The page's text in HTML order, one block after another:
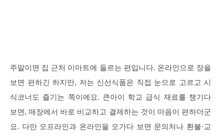
주말이면 집 근처 이마트에 들르는 편입니다. 온라인으로 장을
보면 편하긴 하지만, 저는 신선식품은 직접 눈으로 고르고 시
식코너도 즐기는 쪽이에요. 큰아이 학교 급식 재료를 챙기다
보면, 매장에서 바로 비교하고 결제하는 것이 마음이 편하더군
요. 다만 오프라인과 온라인을 오가다 보면 문의처나 환불·교